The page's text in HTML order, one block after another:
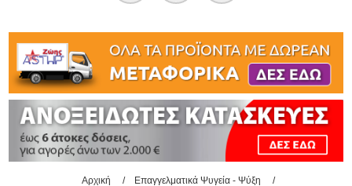
Αρχική / Επαγγελματικά Ψυγεία - Ψύξη /